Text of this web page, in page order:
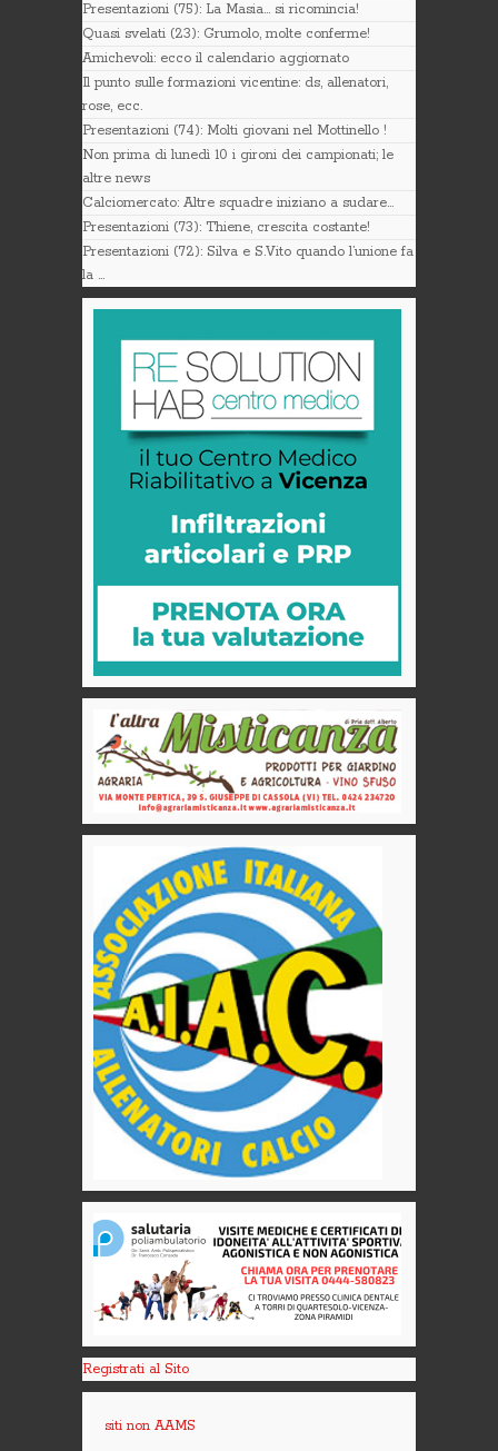
Presentazioni (75): La Masia… si ricomincia!
Quasi svelati (23): Grumolo, molte conferme!
Amichevoli: ecco il calendario aggiornato
Il punto sulle formazioni vicentine: ds, allenatori,
rose, ecc.
Presentazioni (74): Molti giovani nel Mottinello !
Non prima di lunedì 10 i gironi dei campionati; le
altre news
Calciomercato: Altre squadre iniziano a sudare…
Presentazioni (73): Thiene, crescita costante!
Presentazioni (72): Silva e S.Vito quando l’unione fa
la …
Registrati al Sito
siti non AAMS